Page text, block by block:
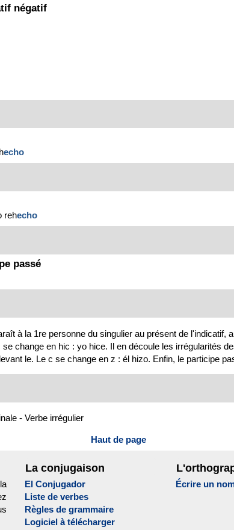
négatif
echo
rehecho
passé
à la 1re personne du singulier au présent de l'indicatif,
change en hic : yo hice. Il en découle les irrégularités
le. Le c se change en z : él hizo. Enfin, le participe
- Verbe irrégulier
Haut de page
La conjugaison
El Conjugador
Liste de verbes
Règles de grammaire
Logiciel à télécharger
Écrire un